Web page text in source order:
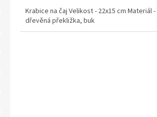
Krabice na čaj Velikost - 22x15 cm Materiál -
dřevěná překližka, buk